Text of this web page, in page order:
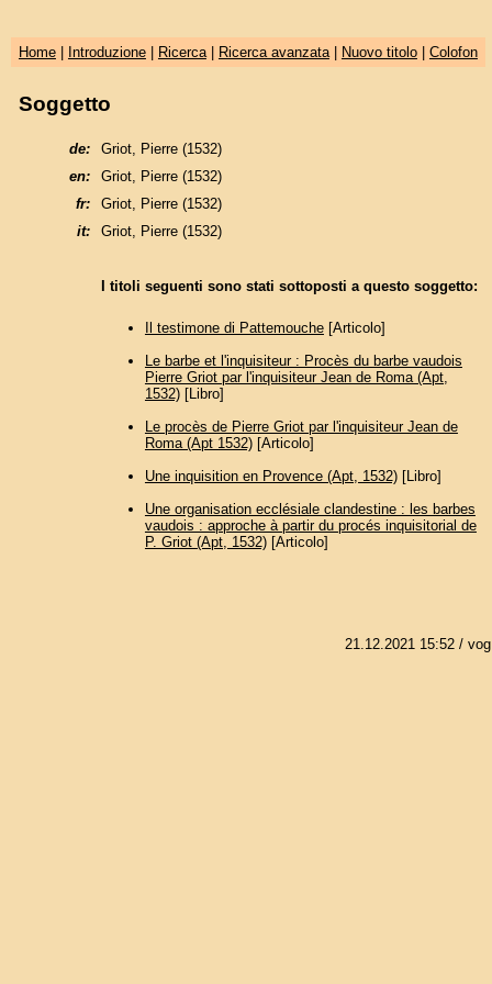
Home| Introduzione| Ricerca| Ricerca avanzata| Nuovo titolo| Colofon
Soggetto
de:
Griot, Pierre (1532)
en:
Griot, Pierre (1532)
fr:
Griot, Pierre (1532)
it:
Griot, Pierre (1532)
I titoli seguenti sono stati sottoposti a questo soggetto:
Il testimone di Pattemouche[Articolo]
Le barbe et l'inquisiteur : Procès du barbe vaudois
Pierre Griot par l'inquisiteur Jean de Roma (Apt,
1532)[Libro]
Le procès de Pierre Griot par l'inquisiteur Jean de
Roma (Apt 1532)[Articolo]
Une inquisition en Provence (Apt, 1532)[Libro]
Une organisation ecclésiale clandestine : les barbes
vaudois : approche à partir du procés inquisitorial de
P. Griot (Apt, 1532)[Articolo]
21.12.2021 15:52/ vog